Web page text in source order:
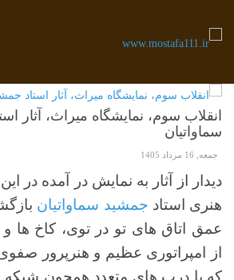
انقلاب سوم، نمایشگاه میراث، آثار
سماواتیان
جمعه, 16 مرداد 1405
دیدار از آثار به نمایش در آمده در
هنری استاد جمشید سماواتیان
عمق اتاق های تو در توی، کاخ ها و
از امپراتوری عظیم و هنرپرور
که با درب های متعدد همچون شبکه